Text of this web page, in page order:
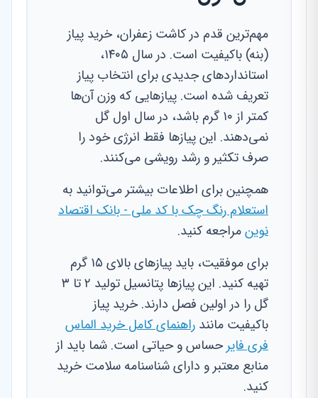
مهم‌ترین قدم در کاشت زعفران، خرید پیاز
(بنه) باکیفیت است. در سال ۱۴۰۵،
استانداردهای جدیدی برای انتخاب پیاز
تعریف شده است. پیازهایی که وزن آن‌ها
کمتر از ۱۰ گرم باشد، در سال اول گل
نمی‌دهند. این پیازها فقط انرژی خود را
صرف تکثیر و رشد رویشی می‌کنند.
همچنین برای اطلاعات بیشتر می‌توانید به
استعلام رنگ چک با کد ملی - بانک اقتصاد
نوینمراجعه کنید.
برای موفقیت، باید پیازهای بالای ۱۵ گرم
تهیه کنید. این پیازها پتانسیل تولید ۲ تا ۳
گل را در اولین فصل دارند. خرید پیاز
باکیفیت مانند راهنمای کامل خرید الماس
فری فایرحساس و حیاتی است. شما باید از
منابع معتبر و دارای شناسنامه سلامت خرید
کنید.